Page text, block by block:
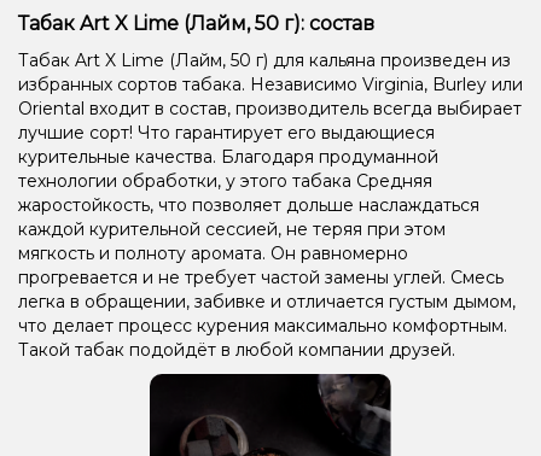
Табак Art X Lime (Лайм, 50 г): состав
Табак Art X Lime (Лайм, 50 г) для кальяна произведен из
избранных сортов табака. Независимо Virginia, Burley или
Oriental входит в состав, производитель всегда выбирает
лучшие сорт! Что гарантирует его выдающиеся
курительные качества. Благодаря продуманной
технологии обработки, у этого табака Средняя
жаростойкость, что позволяет дольше наслаждаться
каждой курительной сессией, не теряя при этом
мягкость и полноту аромата. Он равномерно
прогревается и не требует частой замены углей. Смесь
легка в обращении, забивке и отличается густым дымом,
что делает процесс курения максимально комфортным.
Такой табак подойдёт в любой компании друзей.